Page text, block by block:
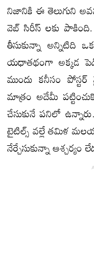
నిజానికి ఈ తెలుగుని
వెబ్ సిరీస్ లకు
తీసుకున్నా అన్నిటిది
యధాతథంగా అక్కడ
ముందు కనీసం
మాత్రం అదేమీ
చేసుకునే పనిలో
టైటిల్స్ వల్లే తమిళ
నేర్చేసుకున్నా ఆశ్చర్యం